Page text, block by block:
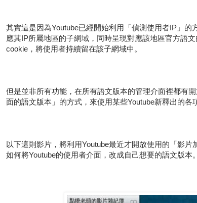
其實這是因為Youtube已經開始利用「偵測使用者IP」
應其IP所屬地區的子網域，同時呈現對應該地區官方語
cookie，將使用者持續留在該子網域中。
但是並非所有功能，在所有語文版本的管理介面裡都有
面的語文版本」的方式，來使用某些Youtube新釋出的各
以下這則影片，將利用Youtube最近才開放使用的「影片
如何將Youtube的使用者介面，改成自己想要的語文版本。